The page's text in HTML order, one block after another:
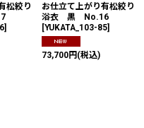
松絞り
]
お仕立て上がり有松絞り
浴衣 黒 No.16
[YUKATA_103-85]
73,700円 (税込)